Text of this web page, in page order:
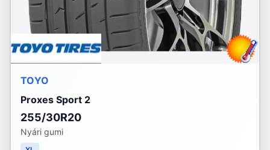
TOYO
Proxes Sport 2
255/30R20
Nyári gumi